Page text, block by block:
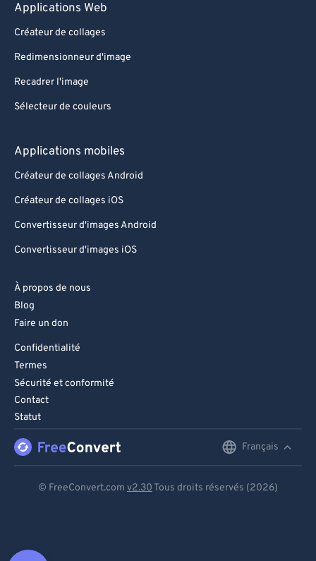
Applications Web
Créateur de collages
Redimensionneur d'image
Recadrer l'image
Sélecteur de couleurs
Applications mobiles
Créateur de collages Android
Créateur de collages iOS
Convertisseur d'images Android
Convertisseur d'images iOS
À propos de nous
Blog
Faire un don
Confidentialité
Termes
Sécurité et conformité
Contact
Statut
Français
© FreeConvert.com v2.30 Tous droits réservés (2026)